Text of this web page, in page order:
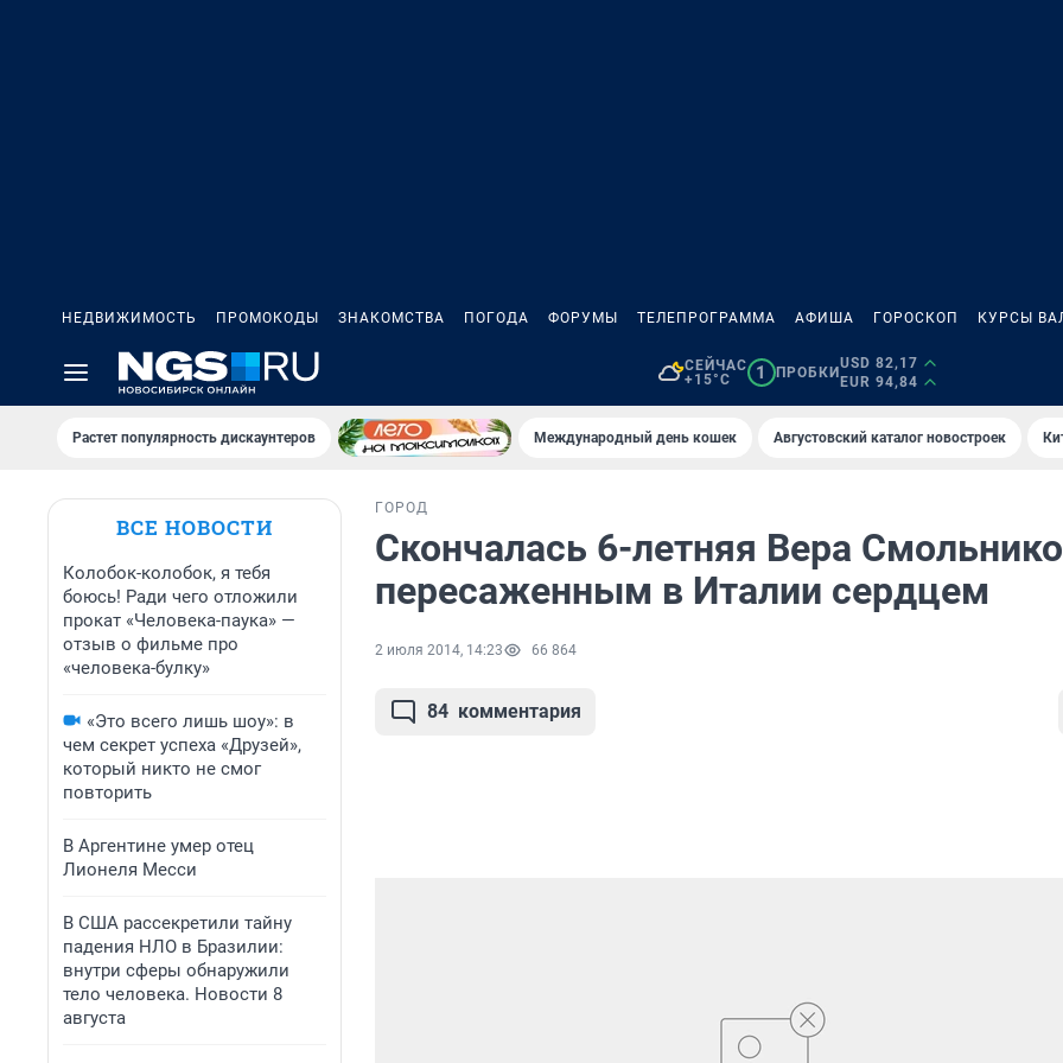
НЕДВИЖИМОСТЬ ПРОМОКОДЫ ЗНАКОМСТВА ПОГОДА ФОРУМЫ ТЕЛЕПРОГРАММА АФИША ГОРОСКОП КУРСЫ
СЕЙЧАС
+15°C
1 ПРОБКИ
USD 82,17
EUR 94,84
Растет популярность дискаунтеров Международный день кошек Августовский каталог новостроек
ВСЕ НОВОСТИ
Колобок-колобок, я тебя
боюсь! Ради чего отложили
прокат «Человека-паука» —
отзыв о фильме про
«человека-булку»
«Это всего лишь шоу»: в
чем секрет успеха «Друзей»,
который никто не смог
повторить
В Аргентине умер отец
Лионеля Месси
В США рассекретили тайну
падения НЛО в Бразилии:
внутри сферы обнаружили
тело человека. Новости 8
августа
ГОРОД
Скончалась 6-летняя Вера
пересаженным в Италии сердцем
2 июля 2014, 14:23 66 864
84 комментария